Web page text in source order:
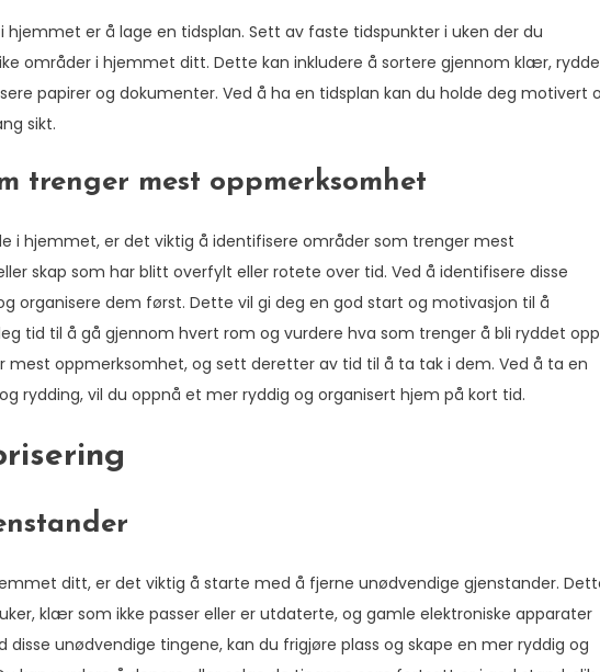
er å lage en tidsplan. Sett av faste tidspunkter i uken der du
områder i hjemmet ditt. Dette kan inkludere å sortere gjennom klær, rydde
papirer og dokumenter. Ved å ha en tidsplan kan du holde deg motivert
sikt.
trenger mest oppmerksomhet
i hjemmet, er det viktig å identifisere områder som trenger mest
skap som har blitt overfylt eller rotete over tid. Ved å identifisere disse
organisere dem først. Dette vil gi deg en god start og motivasjon til å
tid til å gå gjennom hvert rom og vurdere hva som trenger å bli ryddet
mest oppmerksomhet, og sett deretter av tid til å ta tak i dem. Ved å ta en
rydding, vil du oppnå et mer ryddig og organisert hjem på kort tid.
ditt, er det viktig å starte med å fjerne unødvendige gjenstander.
klær som ikke passer eller er utdaterte, og gamle elektroniske apparater
unødvendige tingene, kan du frigjøre plass og skape en mer ryddig og